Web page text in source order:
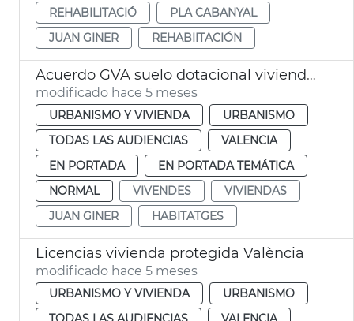
REHABILITACIÓ
PLA CABANYAL
JUAN GINER
REHABIITACIÓN
Acuerdo GVA suelo dotacional viviendas València
modificado hace 5 meses
URBANISMO Y VIVIENDA
URBANISMO
TODAS LAS AUDIENCIAS
VALENCIA
EN PORTADA
EN PORTADA TEMÁTICA
NORMAL
VIVENDES
VIVIENDAS
JUAN GINER
HABITATGES
Licencias vivienda protegida València
modificado hace 5 meses
URBANISMO Y VIVIENDA
URBANISMO